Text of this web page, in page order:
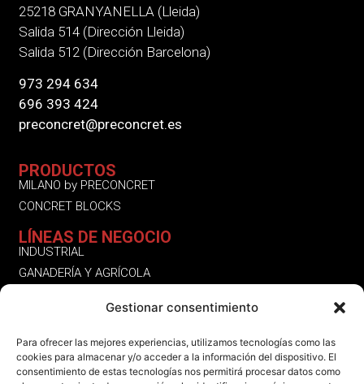
Gestionar consentimiento
Para ofrecer las mejores experiencias, utilizamos tecnologías como las
cookies para almacenar y/o acceder a la información del dispositivo. El
consentimiento de estas tecnologías nos permitirá procesar datos como
25218 GRANYANELLA (Lleida)
Salida 514 (Dirección Lleida)
Salida 512 (Dirección Barcelona)
973 294 634
696 393 424
preconcret@preconcret.es
PRODUCTOS
MILANO by PRECONCRET
CONCRET BLOCKS
LÍNEAS DE NEGOCIO
INDUSTRIAL
GANADERÍA Y AGRÍCOLA
OTROS SERVICIOS | PRODUCTOS
SÍGUENOS
INSTAGRAM